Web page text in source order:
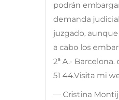
podrán
demanda
juzgado,
a cabo los
2ª A.-
51 44.Visita mi
— Cristina